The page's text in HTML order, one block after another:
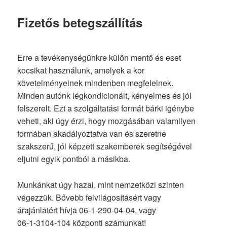
Fizetős betegszállítás
Erre a tevékenységünkre külön mentő és eset
kocsikat használunk, amelyek a kor
követelményeinek mindenben megfelelnek.
Minden autónk légkondicionált, kényelmes és jól
felszerelt. Ezt a szolgáltatási formát bárki igénybe
veheti, aki úgy érzi, hogy mozgásában valamilyen
formában akadályoztatva van és szeretne
szakszerű, jól képzett szakemberek segítségével
eljutni egyik pontból a másikba.
Munkánkat úgy hazai, mint nemzetközi szinten
végezzük. Bővebb felvilágosításért vagy
árajánlatért hívja 06-1-290-04-04, vagy
06-1-3104-104 központi számunkat!